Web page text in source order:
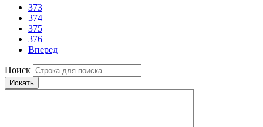
373
374
375
376
Вперед
Поиск
Искать